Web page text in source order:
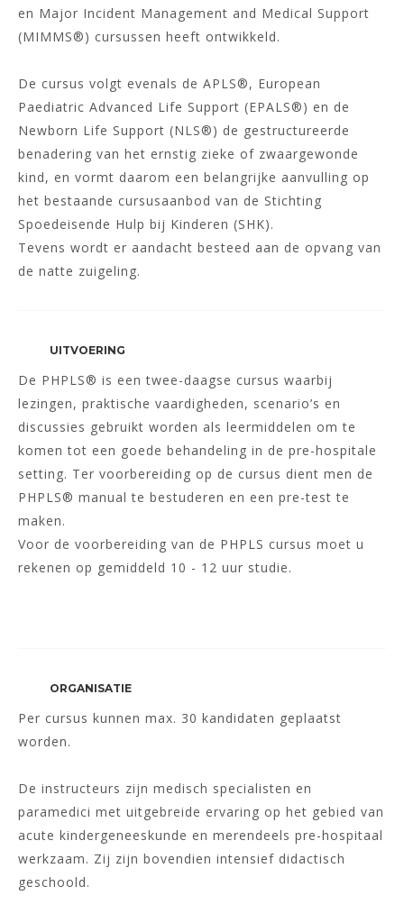
en Major Incident Management and Medical Support
(MIMMS®) cursussen heeft ontwikkeld.
De cursus volgt evenals de APLS®, European
Paediatric Advanced Life Support (EPALS®) en de
Newborn Life Support (NLS®) de gestructureerde
benadering van het ernstig zieke of zwaargewonde
kind, en vormt daarom een belangrijke aanvulling op
het bestaande cursusaanbod van de Stichting
Spoedeisende Hulp bij Kinderen (SHK).
Tevens wordt er aandacht besteed aan de opvang van
de natte zuigeling.
UITVOERING
De PHPLS® is een twee-daagse cursus waarbij
lezingen, praktische vaardigheden, scenario’s en
discussies gebruikt worden als leermiddelen om te
komen tot een goede behandeling in de pre-hospitale
setting. Ter voorbereiding op de cursus dient men de
PHPLS® manual te bestuderen en een pre-test te
maken.
Voor de voorbereiding van de PHPLS cursus moet u
rekenen op gemiddeld 10 - 12 uur studie.
ORGANISATIE
Per cursus kunnen max. 30 kandidaten geplaatst
worden.
De instructeurs zijn medisch specialisten en
paramedici met uitgebreide ervaring op het gebied van
acute kindergeneeskunde en merendeels pre-hospitaal
werkzaam. Zij zijn bovendien intensief didactisch
geschoold.